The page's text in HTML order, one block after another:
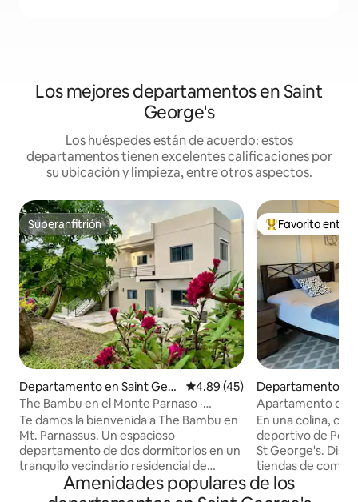
Los mejores departamentos en Saint
George's
Los huéspedes están de acuerdo: estos
departamentos tienen excelentes calificaciones por
su ubicación y limpieza, entre otros aspectos.
Superanfitrión
Superanfitrión
Departamento en Saint Geor
ge's
Calificación promedio: 4.89 de
4.89 (45)
The Bambu en el Monte Parnaso ·
Alojamiento de lujo de 2 habitaciones ·
Anfitrión local
Te damos la bienvenida a The Bambu en
Mt. Parnassus. Un espacioso
departamento de dos dormitorios en un
tranquilo vecindario residencial de
Granada, cuidadosamente construido
para estancias cómodas. Un balcón
De los mejores
Favorito entre
Departamento
e's
Apartamento de
al puerto
En una colina,
deportivo de Port
St George's.
tiendas de
15 minutos de la
Disfruta de un
Amenidades populares de los